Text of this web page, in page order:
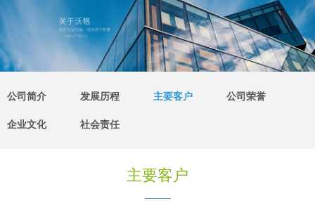
公司简介 发展历程 主要客户 公司荣誉
企业文化 社会责任
主要客户